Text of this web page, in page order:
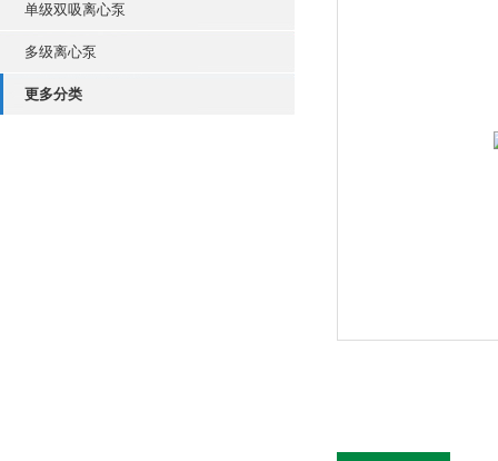
单级双吸离心泵
多级离心泵
更多分类